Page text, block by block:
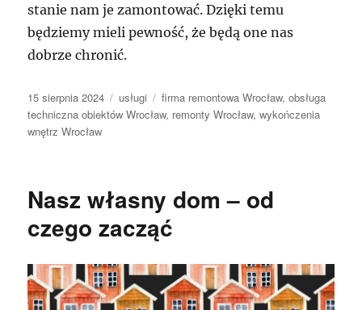
stanie nam je zamontować. Dzięki temu
będziemy mieli pewność, że będą one nas
dobrze chronić.
Data
publikacji
15 sierpnia 2024 Kategorie
usługi Tagi
firma remontowa Wrocław,obsługa
techniczna obiektów Wrocław, remonty Wrocław,wykończenia
wnętrz Wrocław
Nasz własny dom – od
czego zacząć